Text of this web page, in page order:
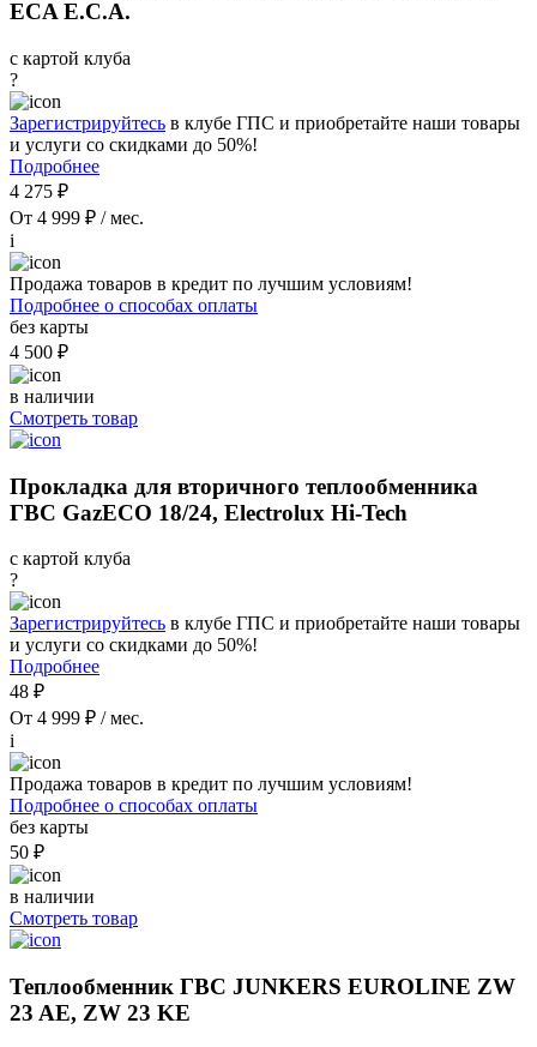
ECA E.C.A.
с картой клуба
?
Зарегистрируйтесь в клубе ГПС и приобретайте наши товары
и услуги со скидками до 50%!
Подробнее
4 275 ₽
От 4 999 ₽ / мес.
i
Продажа товаров в кредит по лучшим условиям!
Подробнее о способах оплаты
без карты
4 500 ₽
в наличии
Смотреть товар
Прокладка для вторичного теплообменника
ГВС GazECO 18/24, Electrolux Hi-Tech
с картой клуба
?
Зарегистрируйтесь в клубе ГПС и приобретайте наши товары
и услуги со скидками до 50%!
Подробнее
48 ₽
От 4 999 ₽ / мес.
i
Продажа товаров в кредит по лучшим условиям!
Подробнее о способах оплаты
без карты
50 ₽
в наличии
Смотреть товар
Теплообменник ГВС JUNKERS EUROLINE ZW
23 AE, ZW 23 KE